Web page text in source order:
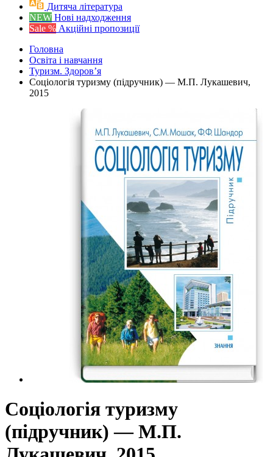
Дитяча література
NEW Нові надходження
Sale % Акційні пропозиції
Головна
Освіта і навчання
Туризм. Здоров’я
Соціологія туризму (підручник) — М.П. Лукашевич,
2015
Соціологія туризму
(підручник) — М.П.